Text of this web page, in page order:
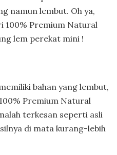
namun lembut. Oh ya,
100% Premium Natural
lem perekat mini !
bahan yang lembut,
Premium Natural
terkesan seperti asli
di mata kurang-lebih